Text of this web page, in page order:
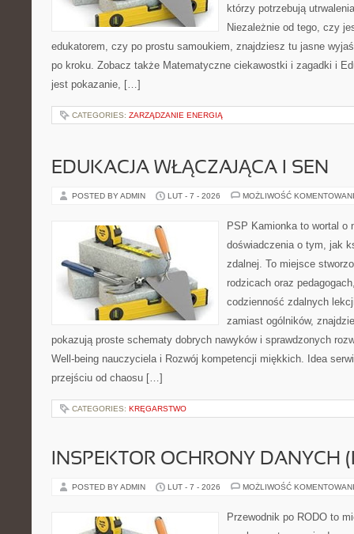
którzy potrzebują
Niezależnie od tego, czy
edukatorem, czy po prostu samoukiem, znajdziesz tu jasne
po kroku. Zobacz także Matematyczne ciekawostki i zagadki i
jest pokazanie, […]
CATEGORIES: ZARZĄDZANIE ENERGIĄ
EDUKACJA WŁĄCZAJĄCA I SEN
POSTED BY ADMIN LUT - 7 - 2026 MOŻLIWOŚĆ
PSP Kamionka to wortal o
doświadczenia o tym, jak
zdalnej. To miejsce
rodzicach oraz
codzienność zdalnych
zamiast ogólników,
pokazują proste schematy dobrych nawyków i sprawdzonych
Well-being nauczyciela i Rozwój kompetencji miękkich. Idea
przejściu od chaosu […]
CATEGORIES: KRĘGARSTWO
INSPEKTOR OCHRONY DANYCH
POSTED BY ADMIN LUT - 7 - 2026 MOŻLIWOŚĆ
Przewodnik po RODO to